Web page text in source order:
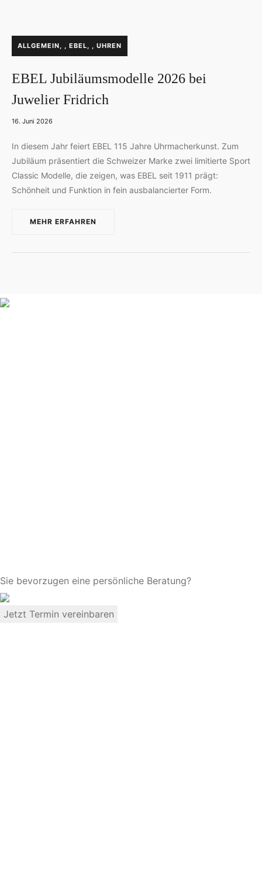
P
O
T
D
N
ALLGEMEIN EBEL UHREN
EBEL Jubiläumsmodelle 2026 bei
Juwelier Fridrich
16. Juni 2026
In diesem Jahr feiert EBEL 115 Jahre Uhrmacherkunst. Zum
Jubiläum präsentiert die Schweizer Marke zwei limitierte Sport
Classic Modelle, die zeigen, was EBEL seit 1911 prägt:
Schönheit und Funktion in fein ausbalancierter Form.
MEHR ERFAHREN
Sie bevorzugen eine persönliche Beratung?
Jetzt Termin vereinbaren